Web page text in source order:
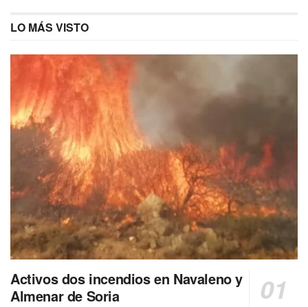
LO MÁS VISTO
Activos dos incendios en Navaleno y
Almenar de Soria